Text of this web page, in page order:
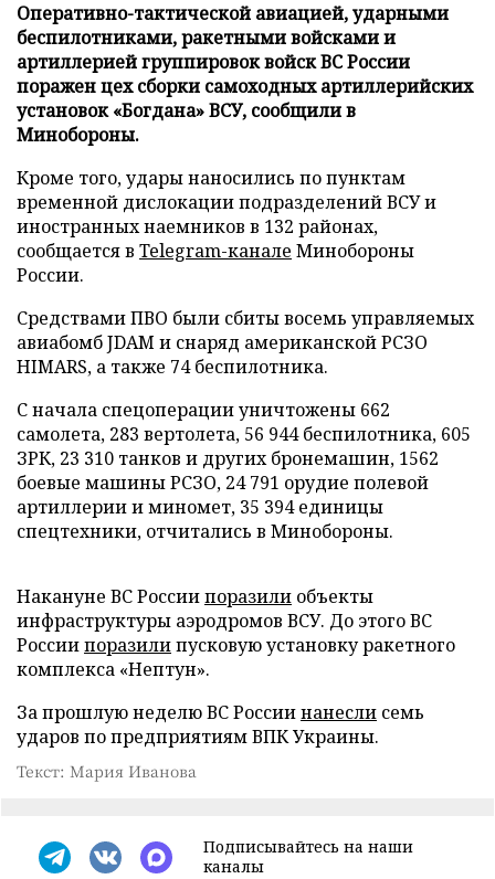
Оперативно-тактической авиацией, ударными
беспилотниками, ракетными войсками и
артиллерией группировок войск ВС России
поражен цех сборки самоходных артиллерийских
установок «Богдана» ВСУ, сообщили в
Минобороны.
Кроме того, удары наносились по пунктам
временной дислокации подразделений ВСУ и
иностранных наемников в 132 районах,
сообщается в Telegram-канале Минобороны
России.
Средствами ПВО были сбиты восемь управляемых
авиабомб JDAM и снаряд американской РСЗО
HIMARS, а также 74 беспилотника.
С начала спецоперации уничтожены 662
самолета, 283 вертолета, 56 944 беспилотника, 605
ЗРК, 23 310 танков и других бронемашин, 1562
боевые машины РСЗО, 24 791 орудие полевой
артиллерии и миномет, 35 394 единицы
спецтехники, отчитались в Минобороны.
Накануне ВС Россиипоразили объекты
инфраструктуры аэродромов ВСУ. До этого ВС
Россиипоразилипусковую установку ракетного
комплекса «Нептун».
За прошлую неделю ВС Россиинанесли семь
ударов по предприятиям ВПК Украины.
Текст: Мария Иванова
Подписывайтесь на наши
каналы